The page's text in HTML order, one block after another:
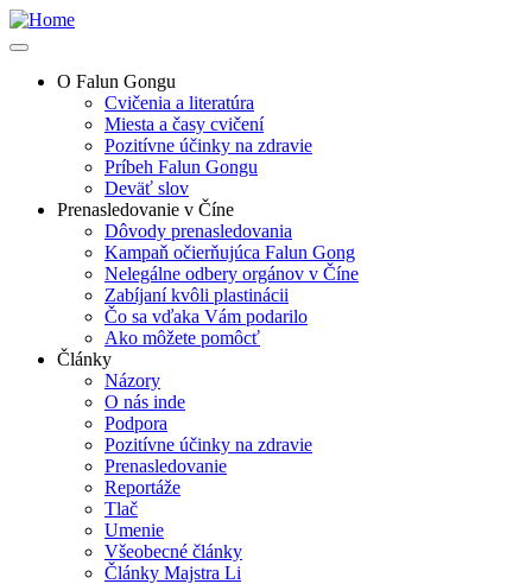
Skip
to
contentO Falun Gongu
Cvičenia a literatúra
Miesta a časy cvičení
Pozitívne účinky na zdravie
Príbeh Falun Gongu
Deväť slov
Prenasledovanie v Číne
Dôvody prenasledovania
Kampaň očierňujúca Falun Gong
Nelegálne odbery orgánov v Číne
Zabíjaní kvôli plastinácii
Čo sa vďaka Vám podarilo
Ako môžete pomôcť
Články
Názory
O nás inde
Podpora
Pozitívne účinky na zdravie
Prenasledovanie
Reportáže
Tlač
Umenie
Všeobecné články
Články Majstra Li